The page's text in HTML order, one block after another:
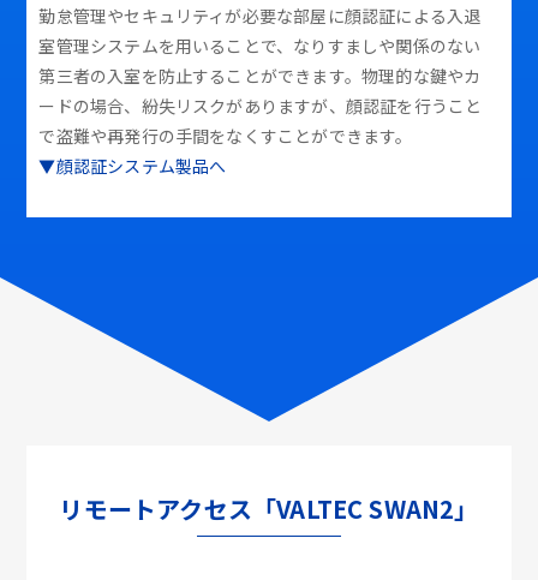
勤怠管理やセキュリティが必要な部屋に顔認証による入退
室管理システムを用いることで、なりすましや関係のない
第三者の入室を防止することができます。物理的な鍵やカ
ードの場合、紛失リスクがありますが、顔認証を行うこと
で盗難や再発行の手間をなくすことができます。
▼顔認証システム製品へ
リモートアクセス「VALTEC SWAN2」